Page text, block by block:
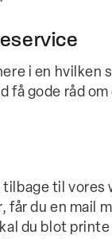
i en hvilken
få gode råd
til vores
du en mail
du blot